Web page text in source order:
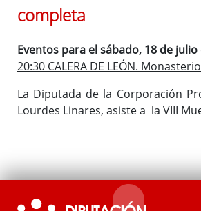
completa
Eventos para el sábado, 18 de julio
20:30 CALERA DE LEÓN.
La Diputada de la Corporación
Lourdes Linares, asiste a la VIII